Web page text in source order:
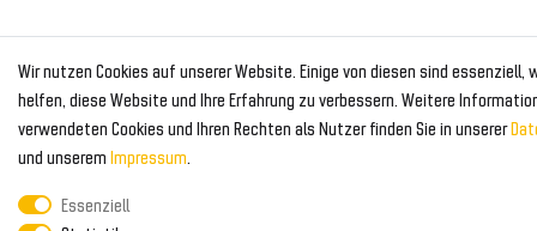
Wir nutzen Cookies auf unserer Website. Einige von diesen sind essenziell,
helfen, diese Website und Ihre Erfahrung zu verbessern. Weitere
verwendeten Cookies und Ihren Rechten als Nutzer finden Sie in unserer
und unserem Impressum.
Essenziell